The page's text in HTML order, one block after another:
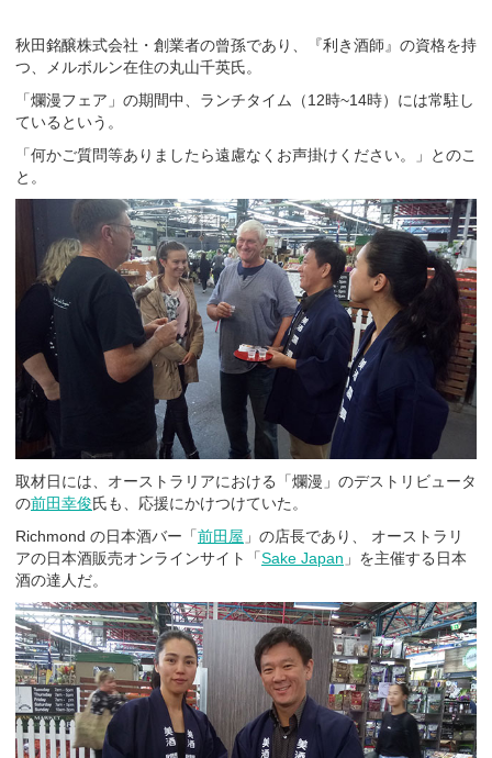
秋田銘醸株式会社・創業者の曾孫であり、『利き酒師』の資格を持
つ、メルボルン在住の丸山千英氏。
「爛漫フェア」の期間中、ランチタイム（12時~14時）には常駐し
ているという。
「何かご質問等ありましたら遠慮なくお声掛けください。」とのこ
と。
取材日には、オーストラリアにおける「爛漫」のデストリビュータ
の前田幸俊氏も、応援にかけつけていた。
Richmond の日本酒バー「前田屋 」の店長であり、 オーストラリ
アの日本酒販売オンラインサイト「Sake Japan 」を主催する日本
酒の達人だ。